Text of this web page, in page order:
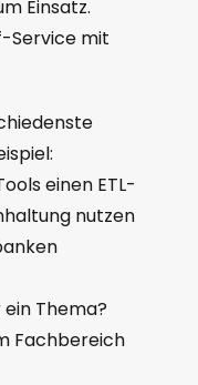
Einsatz.
Service mit
einen ETL-
nutzen
Thema?
Fachbereich